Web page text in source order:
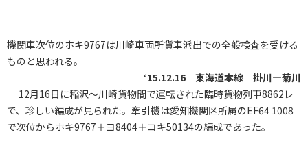
機関車次位のホキ9767は川崎車両所貨車派出での全般検査を受ける
ものと思われる。
‘15.12.16 東海道本線 掛川―菊川
12月16日に稲沢～川崎貨物間で運転された臨時貨物列車8862レ
で、珍しい編成が見られた。牽引機は愛知機関区所属のEF64 1008
で次位からホキ9767＋ヨ8404＋コキ50134の編成であった。